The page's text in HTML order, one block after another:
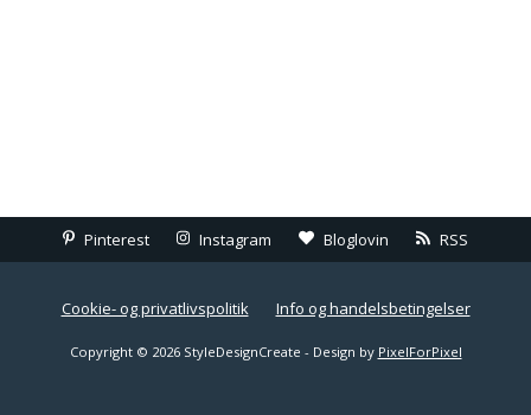
Pinterest Instagram Bloglovin RSS
Cookie- og privatlivspolitik Info og handelsbetingelser
Copyright © 2026 StyleDesignCreate - Design by PixelForPixel